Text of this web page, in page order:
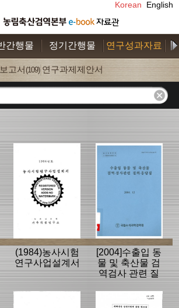
Korean English
간행물 정기간행물 연구성과자료
고서 (109) 연구과제제안서
(1984)농사시험
연구사업설계서
[2004]수출입 동
물 및 축산물 검
역검사 관련 질